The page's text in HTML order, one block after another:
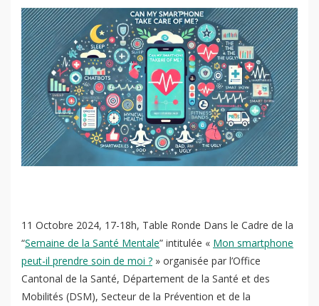
11 Octobre 2024, 17-18h, Table Ronde Dans le Cadre de la
“Semaine de la Santé Mentale” intitulée « Mon smartphone
peut-il prendre soin de moi ? » organisée par l’Office
Cantonal de la Santé, Département de la Santé et des
Mobilités (DSM), Secteur de la Prévention et de la